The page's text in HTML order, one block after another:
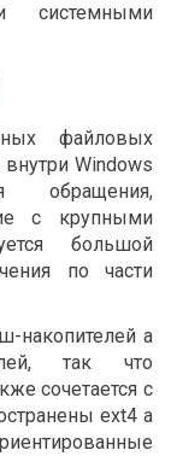
системными
файловых
внутри Windows
обращения,
с крупными
большой
по части
накопителей а
так что
сочетается с
ext4 а